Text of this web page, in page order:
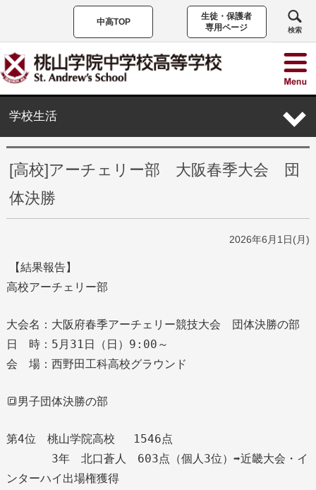
中高TOP
生徒・保護者
専用ページ
検索
学校生活
[高校]アーチェリー部 大阪春季大会 団
体決勝
2026年6月1日(月)
【結果報告】
高校アーチェリー部
大会名：大阪府春季アーチェリー競技大会 団体決勝の部
日 時：5月31日（日）9:00～
会 場：西野田工科高校グラウンド
🔳男子団体決勝の部
第4位 桃山学院高校 1546点
3年 北口蒼人 603点（個人3位）➡近畿大会・イ
ンターハイ出場権獲得